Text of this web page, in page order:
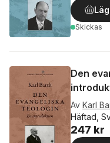
Skickas
Den
Av Karl
Häftad,
247 kr